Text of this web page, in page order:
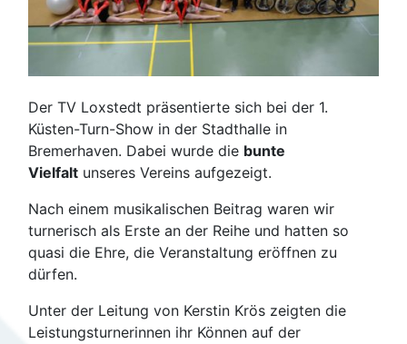
Der TV Loxstedt präsentierte sich bei der 1.
Küsten-Turn-Show in der Stadthalle in
Bremerhaven. Dabei wurde die bunte
Vielfalt unseres Vereins aufgezeigt.
Nach einem musikalischen Beitrag waren wir
turnerisch als Erste an der Reihe und hatten so
quasi die Ehre, die Veranstaltung eröffnen zu
dürfen.
Unter der Leitung von Kerstin Krös zeigten die
Leistungsturnerinnen ihr Können auf der